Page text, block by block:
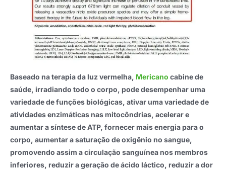
Baseado na terapia da luz vermelha, Mericano cabine de
saúde, irradiando todo o corpo, pode desempenhar uma
variedade de funções biológicas, ativar uma variedade de
atividades enzimáticas nas mitocôndrias, acelerar e
aumentar a síntese de ATP, fornecer mais energia para o
corpo, aumentar a saturação de oxigênio no sangue,
promovendo assim a circulação sanguínea nos membros
inferiores, reduzir a geração de ácido láctico, reduzir a dor